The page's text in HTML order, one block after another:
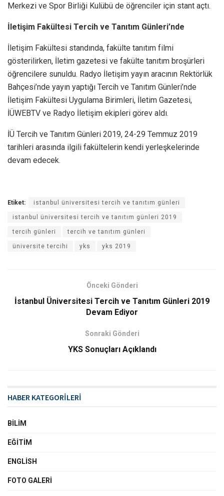
Merkezi ve Spor Birliği Kulübü de öğrenciler için stant açtı.
İletişim Fakültesi Tercih ve Tanıtım Günleri’nde
İletişim Fakültesi standında, fakülte tanıtım filmi
gösterilirken, İletim gazetesi ve fakülte tanıtım broşürleri
öğrencilere sunuldu. Radyo İletişim yayın aracının Rektörlük
Bahçesi’nde yayın yaptığı Tercih ve Tanıtım Günleri’nde
İletişim Fakültesi Uygulama Birimleri, İletim Gazetesi,
İÜWEBTV ve Radyo İletişim ekipleri görev aldı.
İÜ Tercih ve Tanıtım Günleri 2019, 24-29 Temmuz 2019
tarihleri arasında ilgili fakültelerin kendi yerleşkelerinde
devam edecek.
Etiket: istanbul üniversitesi tercih ve tanıtım günleri
istanbul üniversitesi tercih ve tanıtım günleri 2019
tercih günleri tercih ve tanıtım günleri
üniversite tercihi yks yks 2019
Önceki Gönderi
İstanbul Üniversitesi Tercih ve Tanıtım Günleri 2019
Devam Ediyor
Sonraki Gönderi
YKS Sonuçları Açıklandı
HABER KATEGORİLERİ
BILIM
EĞITIM
ENGLISH
FOTO GALERI